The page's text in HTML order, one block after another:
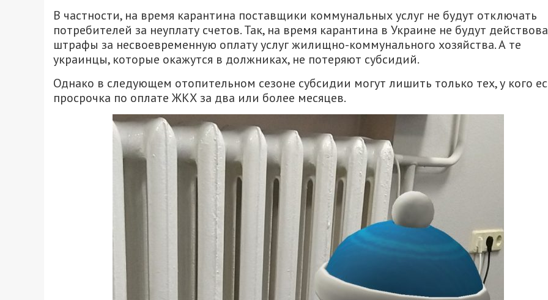
В частности, на время карантина поставщики коммунальных услуг не будут отключать
потребителей за неуплату счетов. Так, на время карантина в Украине не будут
штрафы за несвоевременную оплату услуг жилищно-коммунального хозяйства. А те
украинцы, которые окажутся в должниках, не потеряют субсидий.
Однако в следующем отопительном сезоне субсидии могут лишить только тех, у кого
просрочка по оплате ЖКХ за два или более месяцев.